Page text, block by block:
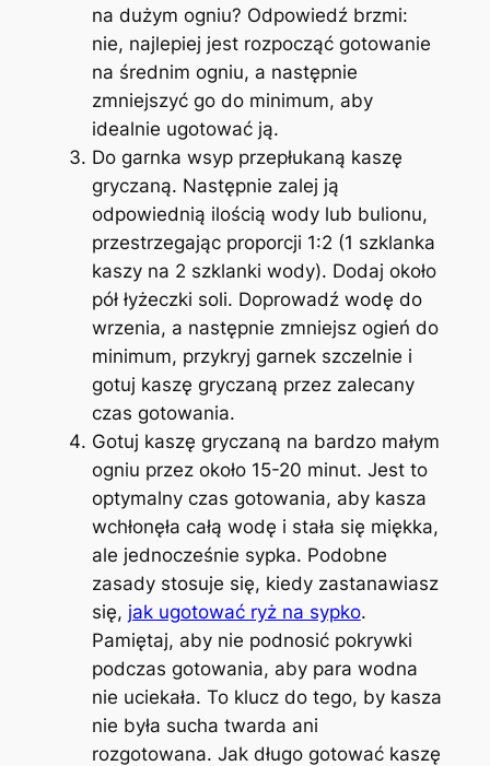
na dużym ogniu? Odpowiedź brzmi:
nie, najlepiej jest rozpocząć gotowanie
na średnim ogniu, a następnie
zmniejszyć go do minimum, aby
idealnie ugotować ją.
Do garnka wsyp przepłukaną kaszę
gryczaną. Następnie zalej ją
odpowiednią ilością wody lub bulionu,
przestrzegając proporcji 1:2 (1 szklanka
kaszy na 2 szklanki wody). Dodaj około
pół łyżeczki soli. Doprowadź wodę do
wrzenia, a następnie zmniejsz ogień do
minimum, przykryj garnek szczelnie i
gotuj kaszę gryczaną przez zalecany
czas gotowania.
Gotuj kaszę gryczaną na bardzo małym
ogniu przez około 15-20 minut. Jest to
optymalny czas gotowania, aby kasza
wchłonęła całą wodę i stała się miękka,
ale jednocześnie sypka. Podobne
zasady stosuje się, kiedy zastanawiasz
się, jak ugotować ryż na sypko.
Pamiętaj, aby nie podnosić pokrywki
podczas gotowania, aby para wodna
nie uciekała. To klucz do tego, by kasza
nie była sucha twarda ani
rozgotowana. Jak długo gotować kaszę